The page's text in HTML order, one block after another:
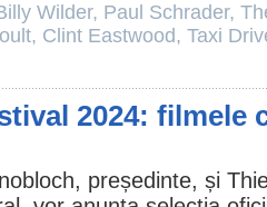
Wilder, Paul Schrader,
, Clint Eastwood, Taxi
2024: filmele
președinte, și